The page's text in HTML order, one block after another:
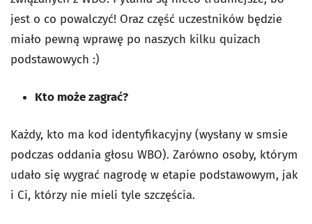
jest o co powalczyć! Oraz część uczestników będzie
miało pewną wprawę po naszych kilku quizach
podstawowych :)
Kto może zagrać?
Każdy, kto ma kod identyfikacyjny (wysłany w smsie
podczas oddania głosu WBO). Zarówno osoby, którym
udało się wygrać nagrodę w etapie podstawowym, jak
i Ci, którzy nie mieli tyle szczęścia.